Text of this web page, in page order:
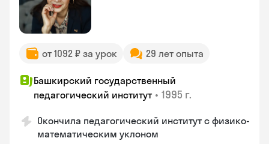
от 1092 ₽ за урок 29 лет опыта
Башкирский государственный
педагогический институт • 1995 г.
Окончила педагогический институт с физико-
математическим уклоном